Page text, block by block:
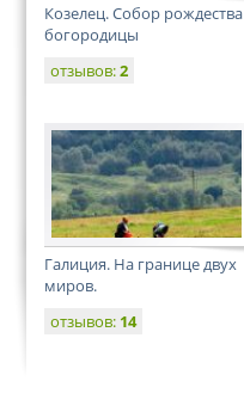
Козелец. Собор рождества
богородицы
отзывов:2
Галиция. На границе двух
миров.
отзывов: 14